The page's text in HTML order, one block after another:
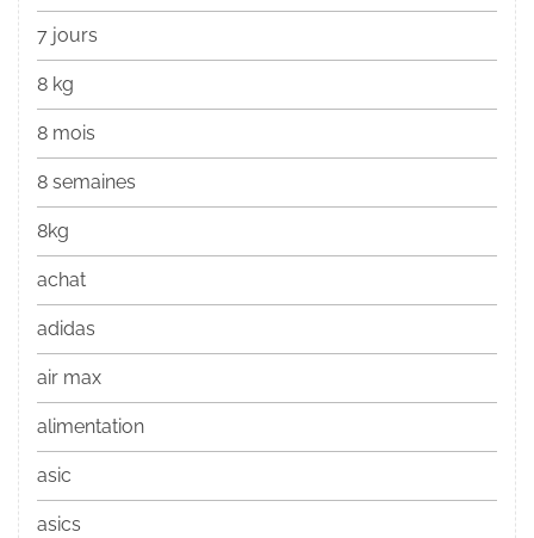
7 jours
8 kg
8 mois
8 semaines
8kg
achat
adidas
air max
alimentation
asic
asics